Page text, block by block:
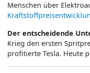
Menschen über
Der entscheidende
Krieg den ersten
profitierte Tesla. Heute